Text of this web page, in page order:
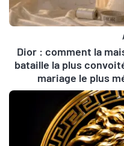
Dior : comment la
bataille la plus
mariage le plus